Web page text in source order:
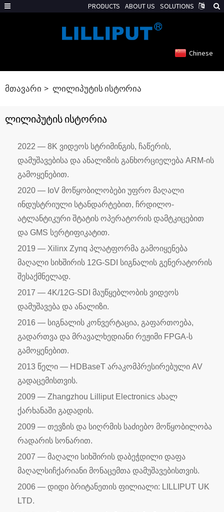
Chinese
მთავარი ლილიპუტის ისტორია
ლილიპუტის ისტორია
2022 — 8K ვიდეოს სტრიმინგის, ჩაწერის,
დამუშავებისა და ანალიზის განხორციელება ARM-ის
გამოყენებით.
2020 — IoV მოწყობილობები უფრო მაღალი
ინდუსტრიული სტანდარტებით, ჩრდილო-
ატლანტიკური შტატის ოპერატორის დამტკიცებით
და GMS სერტიფიკატით.
2019 — Xilinx Zynq პლატფორმა გამოიყენება
მაღალი სიხშირის 12G-SDI სიგნალის გენერატორის
შესაქმნელად.
2017 — 4K/12G-SDI მაუწყებლობის ვიდეოს
დამუშავება და ანალიზი.
2016 — სიგნალის კონვერტაცია, გაფართოება,
გადართვა და მრავალხედიანი რეჟიმი FPGA-ს
გამოყენებით.
2013 წელი — HDBaseT არაკომპრესირებული AV
გადაცემისთვის.
2009 — Zhangzhou Lilliput Electronics ახალ
ქარხანაში გადადის.
2009 — თევზის და სიღრმის საძიებო მოწყობილობა
რადარის სონარით.
2007 — მაღალი სიხშირის დაბეჭდილი დაფა
მაღალსიჩქარიანი მონაცემთა დამუშავებისთვის.
2006 — დიდი ბრიტანეთის ფილიალი: LILLIPUT UK
LTD.
PRODUCTS ABOUT US SOLUTIONS